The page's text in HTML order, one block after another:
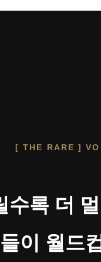
[ THE RARE ]
수록 더
이 월드